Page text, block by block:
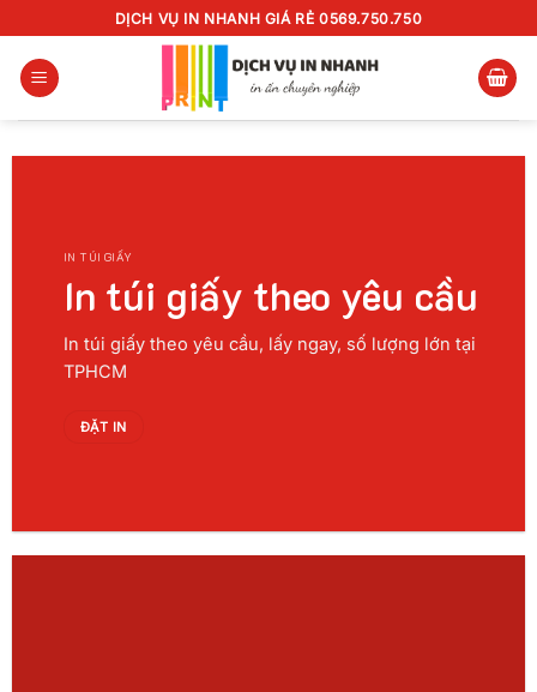
đến
nội
dung
DỊCH VỤ IN NHANH GIÁ RẺ 0569.750.750
IN TÚI GIẤY
In túi giấy theo yêu cầu
In túi giấy theo yêu cầu, lấy ngay, số lượng lớn tại
TPHCM
ĐẶT IN